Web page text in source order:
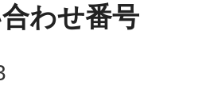
わせ番号